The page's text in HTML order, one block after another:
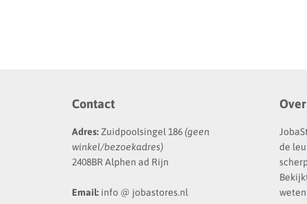
Contact
Adres:Zuidpoolsingel 186(geen
winkel/bezoekadres)
2408BR Alphen ad Rijn
Email: info @ jobastores.nl
de